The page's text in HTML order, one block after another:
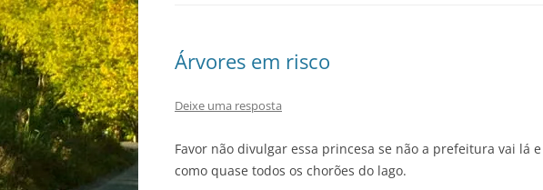
Árvores em risco
Deixe uma resposta
Favor não divulgar essa princesa se não a prefeitura vai lá
como quase todos os chorões do lago.